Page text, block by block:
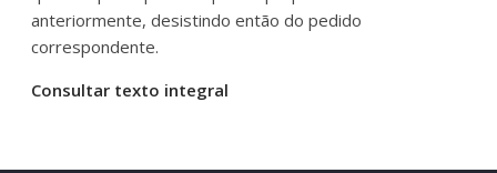
anteriormente, desistindo então do pedido
correspondente.
Consultar texto integral